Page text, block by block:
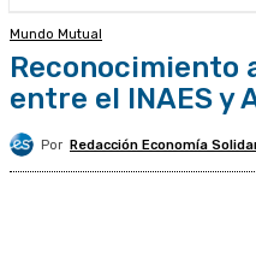
Mundo Mutual
Reconocimiento
entre el INAES y
Por Redacción Economía